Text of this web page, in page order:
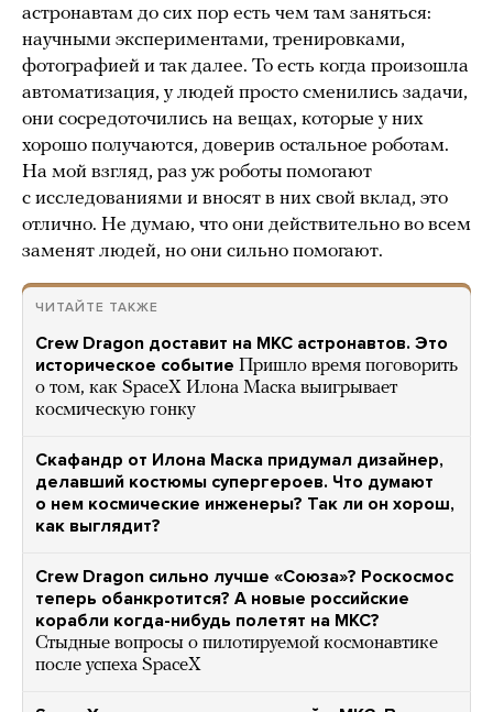
астронавтам до сих пор есть чем там заняться:
научными экспериментами, тренировками,
фотографией и так далее. То есть когда произошла
автоматизация, у людей просто сменились задачи,
они сосредоточились на вещах, которые у них
хорошо получаются, доверив остальное роботам.
На мой взгляд, раз уж роботы помогают
с исследованиями и вносят в них свой вклад, это
отлично. Не думаю, что они действительно во всем
заменят людей, но они сильно помогают.
ЧИТАЙТЕ ТАКЖЕ
Crew Dragon доставит на МКС астронавтов. Это
историческое событие Пришло время поговорить
о том, как SpaceX Илона Маска выигрывает
космическую гонку
Скафандр от Илона Маска придумал дизайнер,
делавший костюмы супергероев. Что думают
о нем космические инженеры? Так ли он хорош,
как выглядит?
Crew Dragon сильно лучше «Союза»? Роскосмос
теперь обанкротится? А новые российские
корабли когда-нибудь полетят на МКС?
Стыдные вопросы о пилотируемой космонавтике
после успеха SpaceX